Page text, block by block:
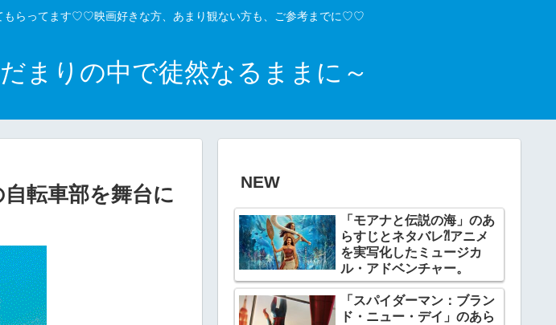
もらってます♡♡映画好きな方、あまり観ない方も、ご参考までに♡♡
まりの中で徒然なるままに～
転車部を舞台に
NEW
「モアナと伝説の海」のあ
らすじとネタバレ⁈アニメ
を実写化したミュージカ
ル・アドベンチャー。
「スパイダーマン：ブラン
ド・ニュー・デイ」のあら